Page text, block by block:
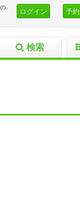
ログイン 予
検索